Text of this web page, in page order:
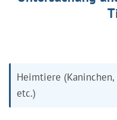
Heimtiere
etc.)